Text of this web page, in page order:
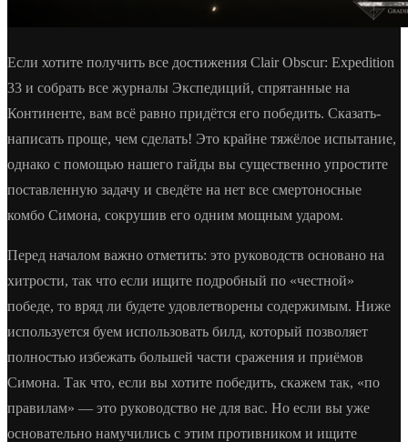
Если хотите получить все достижения Clair Obscur: Expedition
33 и собрать все журналы Экспедиций, спрятанные на
Континенте, вам всё равно придётся его победить. Сказать-
написать проще, чем сделать! Это крайне тяжёлое испытание,
однако с помощью нашего гайды вы существенно упростите
поставленную задачу и сведёте на нет все смертоносные
комбо Симона, сокрушив его одним мощным ударом.
Перед началом важно отметить: это руководств основано на
хитрости, так что если ищите подробный по «честной»
победе, то вряд ли будете удовлетворены содержимым. Ниже
используется буем использовать билд, который позволяет
полностью избежать большей части сражения и приёмов
Симона. Так что, если вы хотите победить, скажем так, «по
правилам» — это руководство не для вас. Но если вы уже
основательно намучились с этим противником и ищите